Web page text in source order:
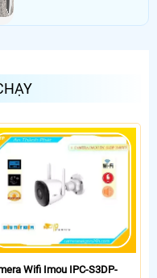
Wifi Imou IPC-S3DP-